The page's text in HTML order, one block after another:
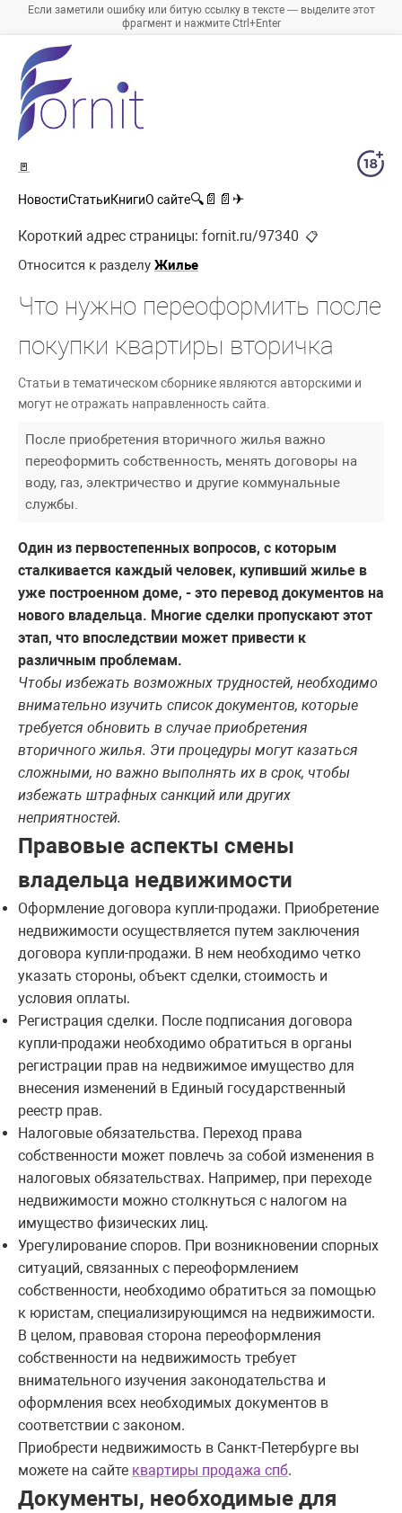
Если заметили ошибку или битую ссылку в тексте — выделите этот
фрагмент и нажмите Ctrl+Enter
🚪
НовостиСтатьиКнигиО сайте🔍 📄 📄 ✈
Короткий адрес страницы: fornit.ru/97340 📋
Относится к разделу Жилье
Что нужно переоформить после
покупки квартиры вторичка
Статьи в тематическом сборнике являются авторскими и
могут не отражать направленность сайта.
После приобретения вторичного жилья важно
переоформить собственность, менять договоры на
воду, газ, электричество и другие коммунальные
службы.
Один из первостепенных вопросов, с которым
сталкивается каждый человек, купивший жилье в
уже построенном доме, - это перевод документов на
нового владельца. Многие сделки пропускают этот
этап, что впоследствии может привести к
различным проблемам.
Чтобы избежать возможных трудностей, необходимо
внимательно изучить список документов, которые
требуется обновить в случае приобретения
вторичного жилья. Эти процедуры могут казаться
сложными, но важно выполнять их в срок, чтобы
избежать штрафных санкций или других
неприятностей.
Правовые аспекты смены
владельца недвижимости
Оформление договора купли-продажи. Приобретение
недвижимости осуществляется путем заключения
договора купли-продажи. В нем необходимо четко
указать стороны, объект сделки, стоимость и
условия оплаты.
Регистрация сделки. После подписания договора
купли-продажи необходимо обратиться в органы
регистрации прав на недвижимое имущество для
внесения изменений в Единый государственный
реестр прав.
Налоговые обязательства. Переход права
собственности может повлечь за собой изменения в
налоговых обязательствах. Например, при переходе
недвижимости можно столкнуться с налогом на
имущество физических лиц.
Урегулирование споров. При возникновении спорных
ситуаций, связанных с переоформлением
собственности, необходимо обратиться за помощью
к юристам, специализирующимся на недвижимости.
В целом, правовая сторона переоформления
собственности на недвижимость требует
внимательного изучения законодательства и
оформления всех необходимых документов в
соответствии с законом.
Приобрести недвижимость в Санкт-Петербурге вы
можете на сайте квартиры продажа спб.
Документы, необходимые для